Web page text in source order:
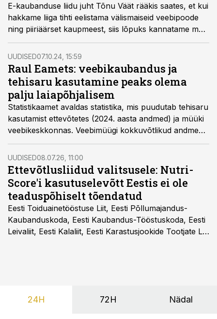
E-kaubanduse liidu juht Tõnu Väät rääkis saates, et kui
hakkame liiga tihti eelistama välismaiseid veebipoode
ning piiriäärset kaupmeest, siis lõpuks kannatame meie
ise.
UUDISED07.10.24, 15:59
Raul Eamets: veebikaubandus ja
tehisaru kasutamine peaks olema
palju laiapõhjalisem
Statistikaamet avaldas statistika, mis puudutab tehisaru
kasutamist ettevõtetes (2024. aasta andmed) ja müüki
veebikeskkonnas. Veebimüügi kokkuvõtlikud andmed
kajastavad 2023. aastat.
UUDISED08.07.26, 11:00
Ettevõtlusliidud valitsusele: Nutri-
Score'i kasutuselevõtt Eestis ei ole
teaduspõhiselt tõendatud
Eesti Toiduainetööstuse Liit, Eesti Põllumajandus-
Kaubanduskoda, Eesti Kaubandus-Tööstuskoda, Eesti
Leivaliit, Eesti Kalaliit, Eesti Karastusjookide Tootjate Liit
arvestavas lahenduses. Pakendi esikülje märgistuse
24H 72H Nädal